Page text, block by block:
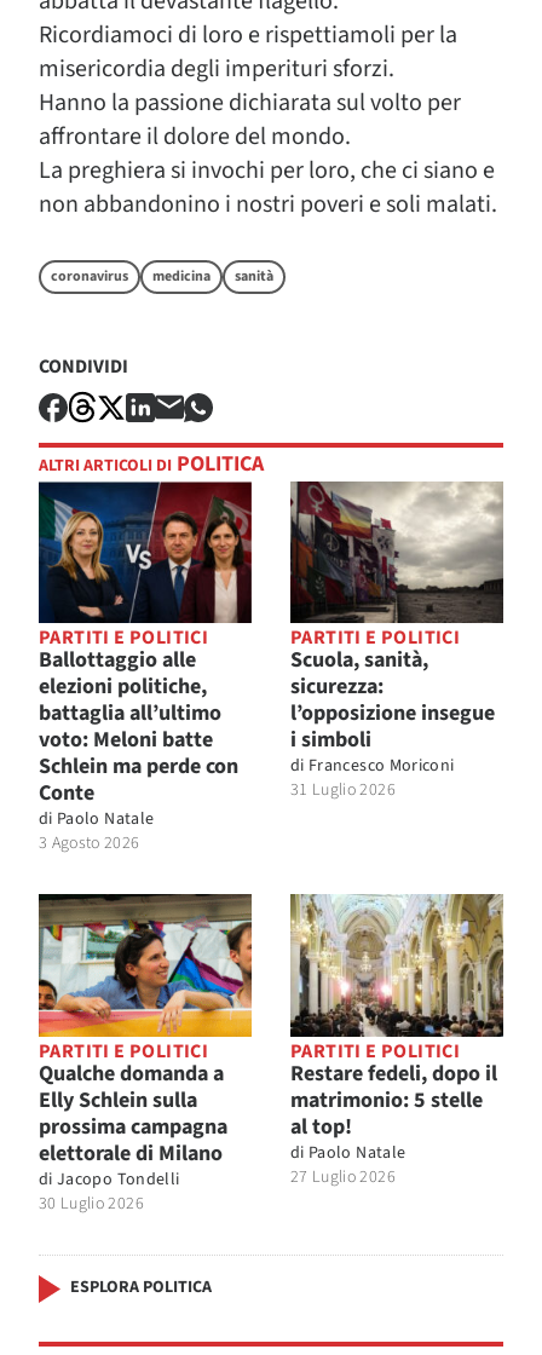
Ricordiamoci di loro e rispettiamoli per la
misericordia degli imperituri sforzi.
Hanno la passione dichiarata sul volto per
affrontare il dolore del mondo.
La preghiera si invochi per loro, che ci siano e
non abbandonino i nostri poveri e soli malati.
coronavirus medicina sanità
CONDIVIDI
ALTRI ARTICOLI DI POLITICA
PARTITI E POLITICI
Ballottaggio alle
elezioni politiche,
battaglia all’ultimo
voto: Meloni batte
Schlein ma perde con
Conte
di Paolo Natale
3 Agosto 2026
PARTITI E POLITICI
Scuola, sanità,
sicurezza:
l’opposizione insegue
i simboli
di Francesco Moriconi
31 Luglio 2026
PARTITI E POLITICI
Qualche domanda a
Elly Schlein sulla
prossima campagna
elettorale di Milano
di Jacopo Tondelli
30 Luglio 2026
PARTITI E POLITICI
Restare fedeli, dopo il
matrimonio: 5 stelle
al top!
di Paolo Natale
27 Luglio 2026
ESPLORA POLITICA